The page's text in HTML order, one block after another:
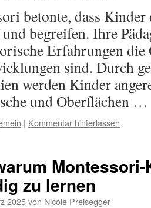
betonte, dass
begreifen. Ihre
Erfahrungen
sind. Durch
werden Kinder
und Oberflächen …
| Kommentar hinterlassen
zu lernen
2025von Nicole Preisegger